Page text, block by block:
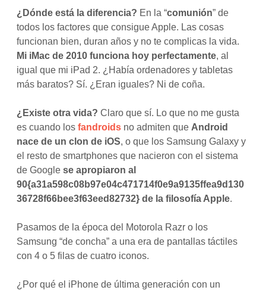
¿Dónde está la diferencia? En la “comunión” de
todos los factores que consigue Apple. Las cosas
funcionan bien, duran años y no te complicas la vida.
Mi iMac de 2010 funciona hoy perfectamente, al
igual que mi iPad 2. ¿Había ordenadores y tabletas
más baratos? Sí. ¿Eran iguales? Ni de coña.
¿Existe otra vida? Claro que sí. Lo que no me gusta
es cuando losfandroids no admiten que Android
nace de un clon de iOS, o que los Samsung Galaxy y
el resto de smartphones que nacieron con el sistema
de Googlese apropiaron al
90{a31a598c08b97e04c471714f0e9a9135ffea9d130
36728f66bee3f63eed82732} de la filosofía Apple.
Pasamos de la época del Motorola Razr o los
Samsung “de concha” a una era de pantallas táctiles
con 4 o 5 filas de cuatro iconos.
¿Por qué el iPhone de última generación con un